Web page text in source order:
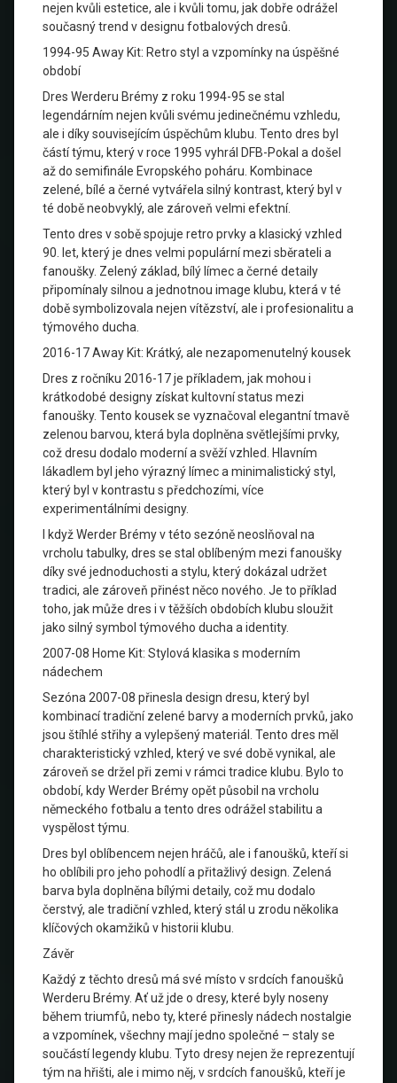
nejen kvůli estetice, ale i kvůli tomu, jak dobře odrážel
současný trend v designu fotbalových dresů.
1994-95 Away Kit: Retro styl a vzpomínky na úspěšné
období
Dres Werderu Brémy z roku 1994-95 se stal
legendárním nejen kvůli svému jedinečnému vzhledu,
ale i díky souvisejícím úspěchům klubu. Tento dres byl
částí týmu, který v roce 1995 vyhrál DFB-Pokal a došel
až do semifinále Evropského poháru. Kombinace
zelené, bílé a černé vytvářela silný kontrast, který byl v
té době neobvyklý, ale zároveň velmi efektní.
Tento dres v sobě spojuje retro prvky a klasický vzhled
90. let, který je dnes velmi populární mezi sběrateli a
fanoušky. Zelený základ, bílý límec a černé detaily
připomínaly silnou a jednotnou image klubu, která v té
době symbolizovala nejen vítězství, ale i profesionalitu a
týmového ducha.
2016-17 Away Kit: Krátký, ale nezapomenutelný kousek
Dres z ročníku 2016-17 je příkladem, jak mohou i
krátkodobé designy získat kultovní status mezi
fanoušky. Tento kousek se vyznačoval elegantní tmavě
zelenou barvou, která byla doplněna světlejšími prvky,
což dresu dodalo moderní a svěží vzhled. Hlavním
lákadlem byl jeho výrazný límec a minimalistický styl,
který byl v kontrastu s předchozími, více
experimentálními designy.
I když Werder Brémy v této sezóně neoslňoval na
vrcholu tabulky, dres se stal oblíbeným mezi fanoušky
díky své jednoduchosti a stylu, který dokázal udržet
tradici, ale zároveň přinést něco nového. Je to příklad
toho, jak může dres i v těžších obdobích klubu sloužit
jako silný symbol týmového ducha a identity.
2007-08 Home Kit: Stylová klasika s moderním
nádechem
Sezóna 2007-08 přinesla design dresu, který byl
kombinací tradiční zelené barvy a moderních prvků, jako
jsou štíhlé střihy a vylepšený materiál. Tento dres měl
charakteristický vzhled, který ve své době vynikal, ale
zároveň se držel při zemi v rámci tradice klubu. Bylo to
období, kdy Werder Brémy opět působil na vrcholu
německého fotbalu a tento dres odrážel stabilitu a
vyspělost týmu.
Dres byl oblíbencem nejen hráčů, ale i fanoušků, kteří si
ho oblíbili pro jeho pohodlí a přitažlivý design. Zelená
barva byla doplněna bílými detaily, což mu dodalo
čerstvý, ale tradiční vzhled, který stál u zrodu několika
klíčových okamžiků v historii klubu.
Závěr
Každý z těchto dresů má své místo v srdcích fanoušků
Werderu Brémy. Ať už jde o dresy, které byly noseny
během triumfů, nebo ty, které přinesly nádech nostalgie
a vzpomínek, všechny mají jedno společné – staly se
součástí legendy klubu. Tyto dresy nejen že reprezentují
tým na hřišti, ale i mimo něj, v srdcích fanoušků, kteří je